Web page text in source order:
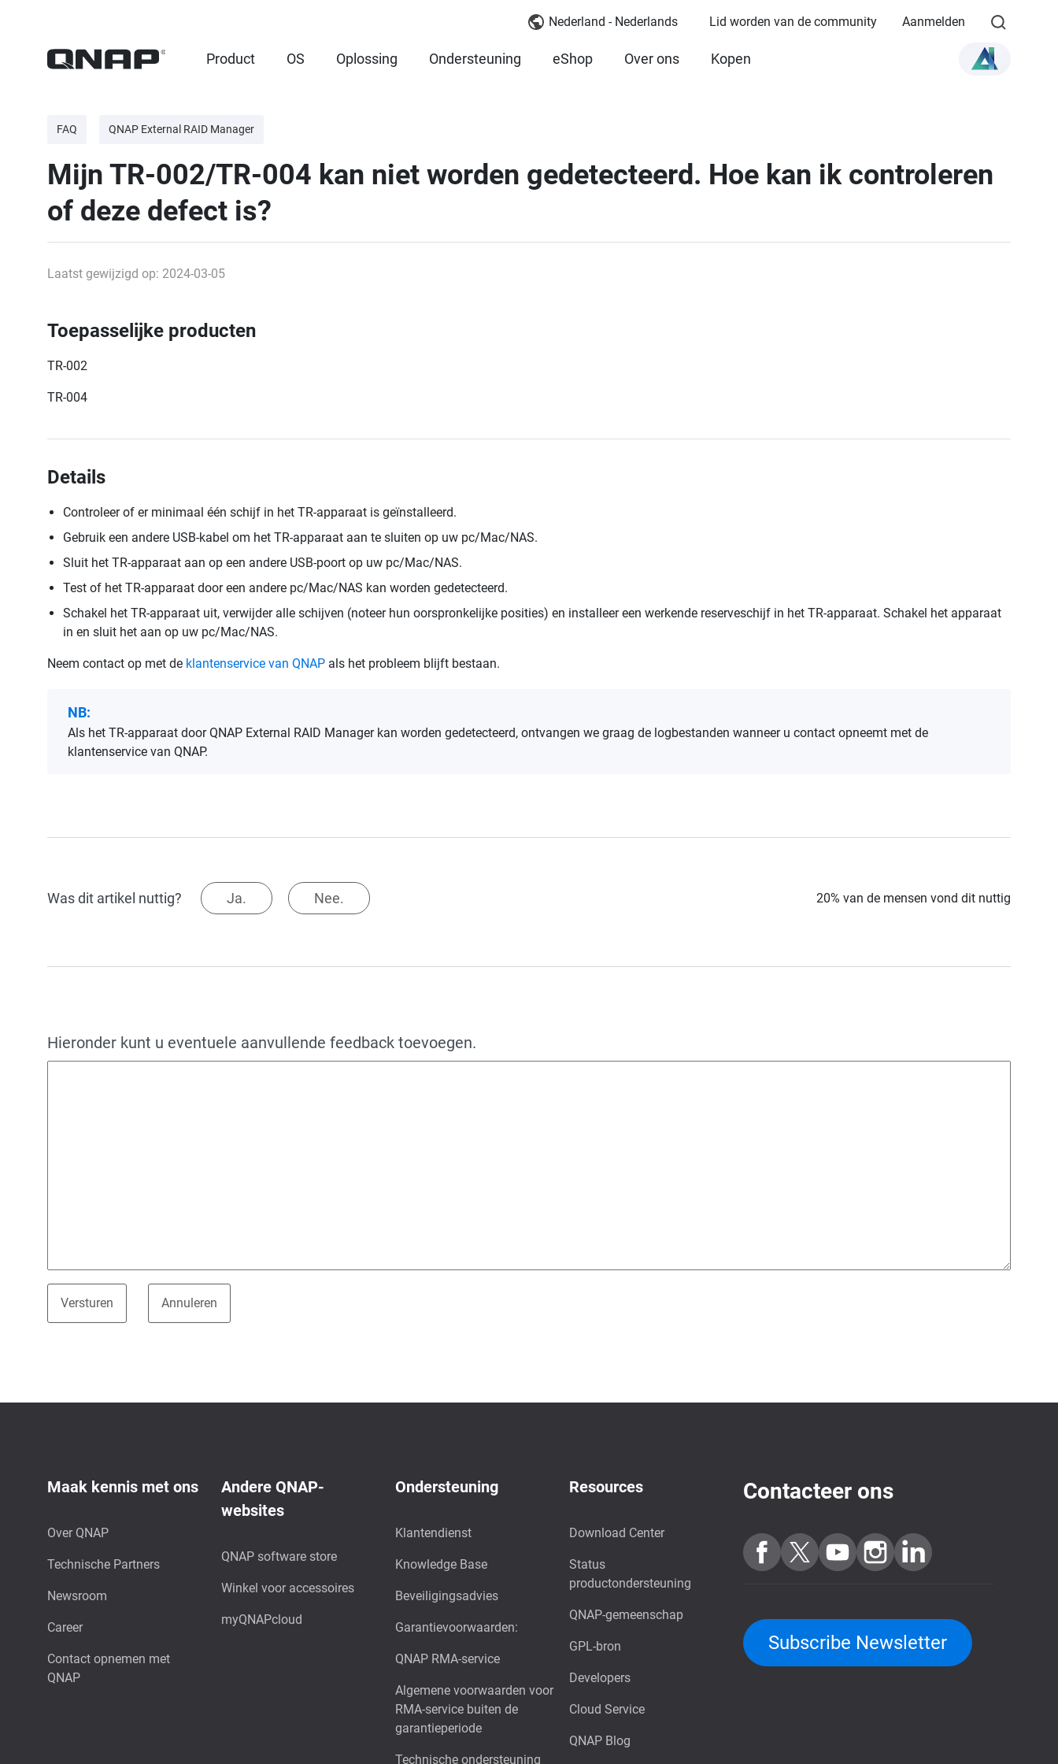
Nederland - Nederlands Lid worden van de community Aanmelden
Product OS Oplossing Ondersteuning eShop Over ons Kopen
FAQ QNAP External RAID Manager
Mijn TR-002/TR-004 kan niet worden gedetecteerd. Hoe kan ik controleren
of deze defect is?
Laatst gewijzigd op: 2024-03-05
Toepasselijke producten
TR-002
TR-004
Details
Controleer of er minimaal één schijf in het TR-apparaat is geïnstalleerd.
Gebruik een andere USB-kabel om het TR-apparaat aan te sluiten op uw pc/Mac/NAS.
Sluit het TR-apparaat aan op een andere USB-poort op uw pc/Mac/NAS.
Test of het TR-apparaat door een andere pc/Mac/NAS kan worden gedetecteerd.
Schakel het TR-apparaat uit, verwijder alle schijven (noteer hun oorspronkelijke posities) en installeer een werkende reserveschijf in het TR-apparaat. Schakel het apparaat
in en sluit het aan op uw pc/Mac/NAS.
Neem contact op met de klantenservice van QNAP als het probleem blijft bestaan.
NB:
Als het TR-apparaat door QNAP External RAID Manager kan worden gedetecteerd, ontvangen we graag de logbestanden wanneer u contact opneemt met de
klantenservice van QNAP.
Was dit artikel nuttig? Ja. Nee. 20% van de mensen vond dit nuttig
Hieronder kunt u eventuele aanvullende feedback toevoegen.
Maak kennis met ons
Over QNAP
Technische Partners
Newsroom
Career
Contact opnemen met
QNAP
Andere QNAP-
websites
QNAP software store
Winkel voor accessoires
myQNAPcloud
Ondersteuning
Klantendienst
Knowledge Base
Beveiligingsadvies
Garantievoorwaarden:
QNAP RMA-service
Algemene voorwaarden voor
RMA-service buiten de
garantieperiode
Technische ondersteuning
Resources
Download Center
Status
productondersteuning
QNAP-gemeenschap
GPL-bron
Developers
Cloud Service
QNAP Blog
Contacteer ons
Subscribe Newsletter